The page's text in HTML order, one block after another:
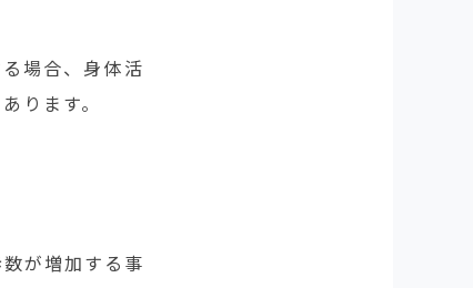
場合、身体活
ります。
が増加する事